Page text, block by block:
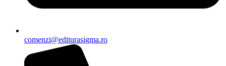
comenzi@editurasigma.ro